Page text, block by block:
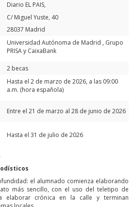
Diario EL PAIS,
C/ Miguel Yuste, 40
28037 Madrid
Universidad Autónoma de Madrid , Grupo
PRISA y CaixaBank
2 becas
Hasta el 2 de marzo de 2026, a las 09:00
a.m. (hora española)
Entre el 21 de marzo al 28 de junio de 2026
Hasta el 31 de julio de 2026
el alumnado comienza elaborando
más sencillo, con el uso del teletipo de
elaborar crónica en la calle y terminan